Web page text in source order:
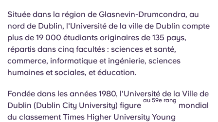
Située dans la région de Glasnevin-Drumcondra, au
nord de Dublin, l'Université de la ville de Dublin compte
plus de 19 000 étudiants originaires de 135 pays,
répartis dans cinq facultés : sciences et santé,
commerce, informatique et ingénierie, sciences
humaines et sociales, et éducation.
Fondée dans les années 1980, l'Université de la Ville de
Dublin (Dublin City University) figure
au 59e rang
mondial
du classement Times Higher University Young